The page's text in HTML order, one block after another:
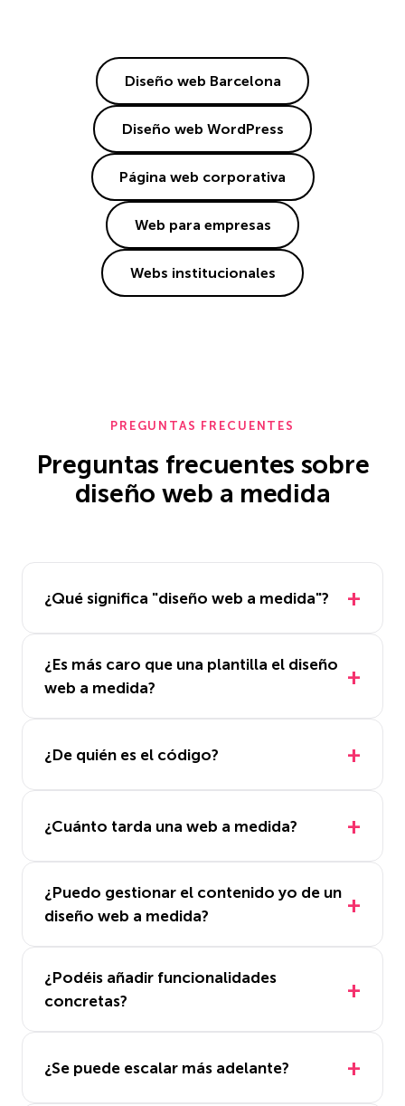
Diseño web Barcelona
Diseño web WordPress
Página web corporativa
Web para empresas
Webs institucionales
PREGUNTAS FRECUENTES
Preguntas frecuentes sobre
diseño web a medida
¿Qué significa "diseño web a medida"?
¿Es más caro que una plantilla el diseño
web a medida?
¿De quién es el código?
¿Cuánto tarda una web a medida?
¿Puedo gestionar el contenido yo de un
diseño web a medida?
¿Podéis añadir funcionalidades
concretas?
¿Se puede escalar más adelante?